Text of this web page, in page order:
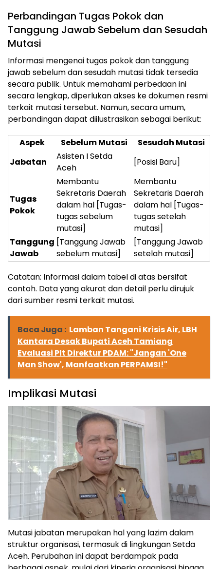
ⓘ
Perbandingan Tugas Pokok dan
Tanggung Jawab Sebelum dan Sesudah
Mutasi
Informasi mengenai tugas pokok dan tanggung
jawab sebelum dan sesudah mutasi tidak tersedia
secara publik. Untuk memahami perbedaan ini
secara lengkap, diperlukan akses ke dokumen resmi
terkait mutasi tersebut. Namun, secara umum,
perbandingan dapat diilustrasikan sebagai berikut:
Aspek Sebelum Mutasi
Sesudah Mutasi
Jabatan
Asisten I Setda
Aceh
[Posisi Baru]
Tugas
Pokok
Membantu
Sekretaris Daerah
dalam hal [Tugas-
tugas sebelum
mutasi]
Membantu
Sekretaris Daerah
dalam hal [Tugas-
tugas setelah
mutasi]
Tanggung
Jawab
[Tanggung Jawab
sebelum mutasi]
[Tanggung Jawab
setelah mutasi]
Catatan: Informasi dalam tabel di atas bersifat
contoh. Data yang akurat dan detail perlu dirujuk
dari sumber resmi terkait mutasi.
Baca Juga : ​Lamban Tangani Krisis Air, LBH
Kantara Desak Bupati Aceh Tamiang
Evaluasi Plt Direktur PDAM: "Jangan 'One
Man Show', Manfaatkan PERPAMSI!"
Implikasi Mutasi
Mutasi jabatan merupakan hal yang lazim dalam
struktur organisasi, termasuk di lingkungan Setda
Aceh. Perubahan ini dapat berdampak pada